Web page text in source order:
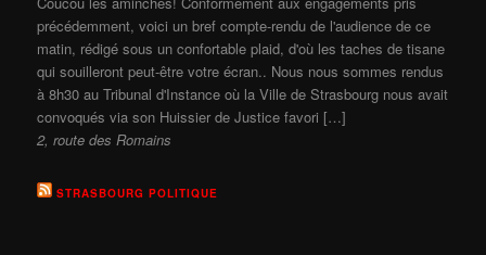
précédemment, voici un bref compte-rendu de l'audience de ce
matin, rédigé sous un confortable plaid, d'où les taches de tisane
qui souilleront peut-être votre écran.. Nous nous sommes rendus
à 8h30 au Tribunal d'Instance où la Ville de Strasbourg nous avait
convoqués via son Huissier de Justice favori […]
2, route des Romains
STRASBOURG POLITIQUE